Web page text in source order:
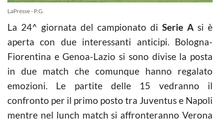
LaPresse - P.G.
La 24^ giornata del campionato di Serie A si è
aperta con due interessanti anticipi. Bologna-
Fiorentina e Genoa-Lazio si sono divise la posta
in due match che comunque hanno regalato
emozioni. Le partite delle 15 vedranno il
confronto per il primo posto tra Juventus e Napoli
mentre nel lunch match si affronteranno Verona